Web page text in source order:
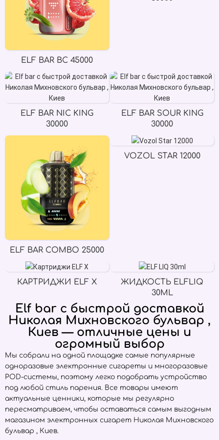
ELF BAR BC 45000
ELF BAR NIC KING
30000
ELF BAR SOUR KING
30000
ELF BAR COMBO 25000
VOZOL STAR 12000
КАРТРИДЖИ ELF X
ЖИДКОСТЬ ELFLIQ
30ML
Elf bar с быстрой доставкой
Николая Михновского бульвар ,
Киев — отличные цены и
огромный выбор
Мы собрали на одной площадке самые популярные
одноразовые электронные сигареты и многоразовые
POD-системы, поэтому легко подобрать устройство
под любой стиль парения. Все товары имеют
актуальные ценники, которые мы регулярно
пересматриваем, чтобы оставаться самым выгодным
магазином электронных сигарет Николая Михновского
бульвар , Киев.